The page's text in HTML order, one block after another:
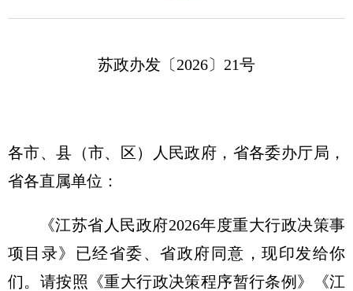
苏政办发〔2026〕21号
各市、县（市、区）人民政府，省各委办厅局，
省各直属单位：
《江苏省人民政府2026年度重大行政决策事
项目录》已经省委、省政府同意，现印发给你
们。请按照《重大行政决策程序暂行条例》《江